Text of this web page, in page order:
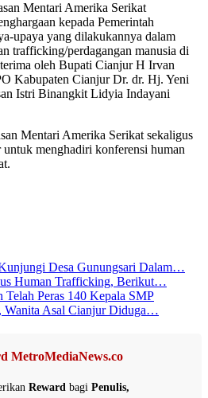
Mentari Amerika Serikat
kepada Pemerintah
upaya yang dilakukannya dalam
trafficking/perdagangan manusia di
oleh Bupati Cianjur H Irvan
Kabupaten Cianjur Dr. dr. Hj. Yeni
Istri Binangkit Lidyia Indayani
Mentari Amerika Serikat sekaligus
menghadiri konferensi human
Desa Gunungsari Dalam…
Human Trafficking, Berikut…
Peras 140 Kepala SMP
Wanita Asal Cianjur Diduga…
MetroMediaNews.co
Reward bagi Penulis,